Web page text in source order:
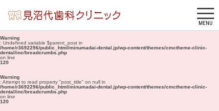
MENU
Warning
: Undefined variable $parent_post in
/home/r3692296/public_html/minumadai-dental.jp/wp-content/themes/cmctheme-clinic-
dental/inc/breadcrumbs.php
on line
120
Warning
: Attempt to read property "post_title" on null in
/home/r3692296/public_html/minumadai-dental.jp/wp-content/themes/cmctheme-clinic-
dental/inc/breadcrumbs.php
on line
120